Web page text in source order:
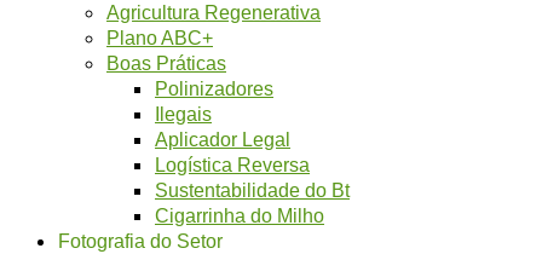
Agricultura Regenerativa
Plano ABC+
Boas Práticas
Polinizadores
Ilegais
Aplicador Legal
Logística Reversa
Sustentabilidade do Bt
Cigarrinha do Milho
Fotografia do Setor